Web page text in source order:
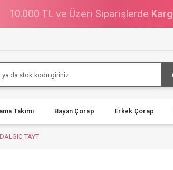
10.000 TL ve Üzeri Siparişlerde
Takımı Bayan Çorap Erkek Çorap
TAYT